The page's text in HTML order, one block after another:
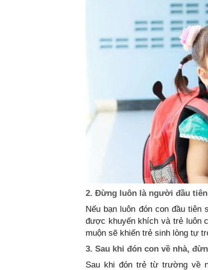
2. Đừng luôn là người đầu
Nếu bạn luôn đón con đầu
được khuyến khích và trẻ luôn
muộn sẽ khiến trẻ sinh lòng tự
3. Sau khi đón con về nhà,
Sau khi đón trẻ từ trường về